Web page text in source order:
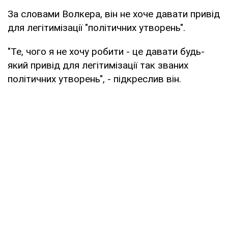
За словами Волкера, він не хоче давати привід
для легітимізації "політичних утворень".
"Те, чого я не хочу робити - це давати будь-
який привід для легітимізації так званих
політичних утворень", - підкреслив він.